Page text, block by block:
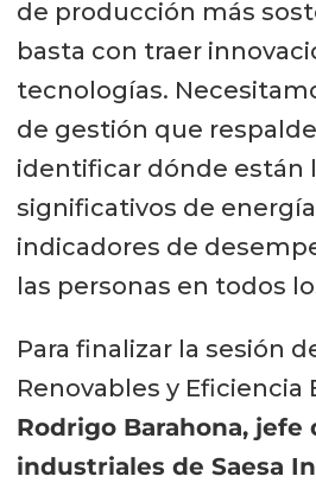
de producción más
basta con traer
tecnologías.
de gestión que
identificar dónde están
significativos de
indicadores de
las personas en todos
Para finalizar la sesión
Renovables y Eficiencia
Rodrigo Barahona, jefe
industriales de Saesa